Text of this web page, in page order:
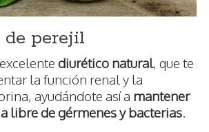
de perejil
diurético natural, que te
la función renal y la
ayudándote así a mantener
libre de gérmenes y bacterias.